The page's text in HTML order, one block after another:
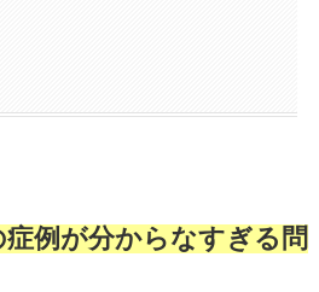
例が分からなすぎる問